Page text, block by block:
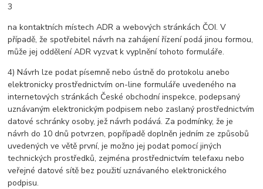
3
na kontaktních místech ADR a webových stránkách ČOI. V
případě, že spotřebitel návrh na zahájení řízení podá jinou formou,
může jej oddělení ADR vyzvat k vyplnění tohoto formuláře.
4) Návrh lze podat písemně nebo ústně do protokolu anebo
elektronicky prostřednictvím on-line formuláře uvedeného na
internetových stránkách České obchodní inspekce, podepsaný
uznávaným elektronickým podpisem nebo zaslaný prostřednictvím
datové schránky osoby, jež návrh podává. Za podmínky, že je
návrh do 10 dnů potvrzen, popřípadě doplněn jedním ze způsobů
uvedených ve větě první, je možno jej podat pomocí jiných
technických prostředků, zejména prostřednictvím telefaxu nebo
veřejné datové sítě bez použití uznávaného elektronického
podpisu.